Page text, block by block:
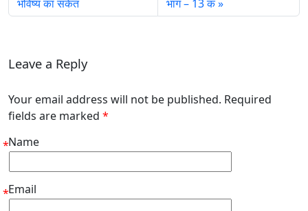
भविष्य का संकेत
भाग – 13 क
Leave a Reply
Your email address will not be published. Required
fields are marked *
Name
*
Email
*